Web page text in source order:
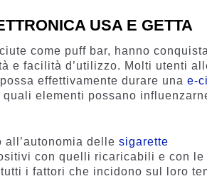
USA E GETTA
come puff bar, hanno
e facilità d’utilizzo. Molti utenti
effettivamente durare unae-
elementi possano
all’autonomia dellesigarette
con quelli ricaricabili e con le
i fattori che incidono sul loro